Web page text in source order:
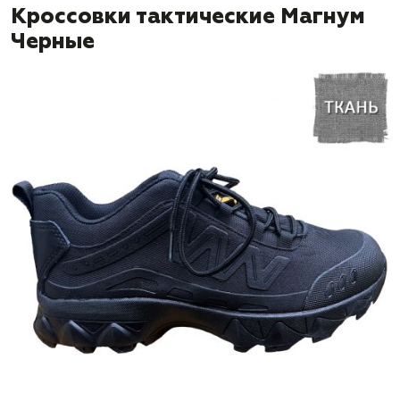
Кроссовки тактические Магнум
Черные